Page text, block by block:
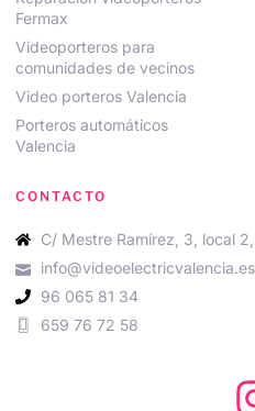
Fermax
Videoporteros para
comunidades de vecinos
Video porteros Valencia
Porteros automáticos
Valencia
CONTACTO
C/ Mestre Ramírez, 3, local
info@videoelectricvalencia.es
96 065 81 34
659 76 72 58